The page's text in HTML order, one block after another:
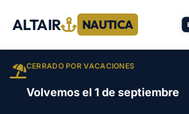
ALTAIR NAUTICA
CERRADO POR VACACIONES
Volvemos el 1 de septiembre